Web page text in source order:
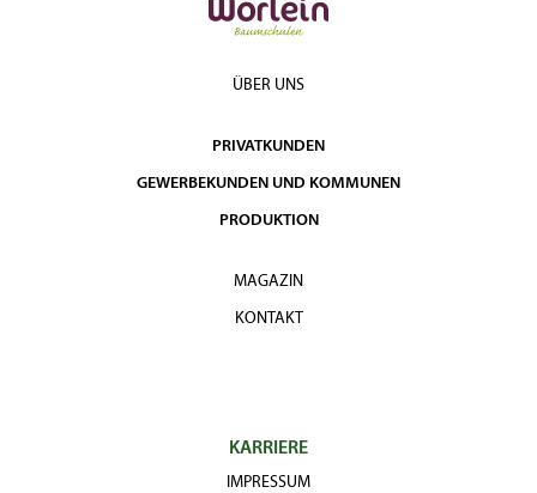
ÜBER UNS
PRIVATKUNDEN
GEWERBEKUNDEN UND KOMMUNEN
PRODUKTION
MAGAZIN
KONTAKT
KARRIERE
IMPRESSUM